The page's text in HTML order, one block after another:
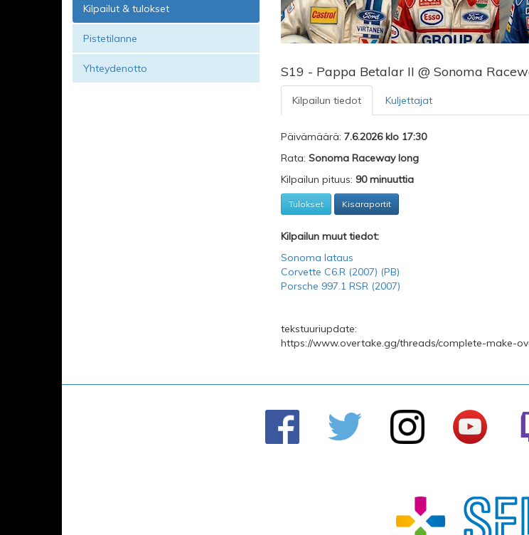
Kilpailut & tulokset
Pistetilanne
Yhteydenotto S19 - Pappa Betalar II @ Sonoma
Kilpailun tiedot Kuljettajat
Päivämäärä: 7.6.2026 klo 17:30
Rata: Sonoma Raceway long
Kilpailun pituus: 90 minuuttia
Tulokset Kisaraportit
Kilpailun muut tiedot:
Sonoma lataus
Corvette C6.R (2007) (PB)
Porsche 997.1 RSR (2007)
tekstuuriupdate:
https://www.overtake.gg/threads/complete-make-